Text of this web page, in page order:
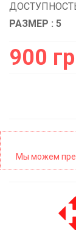
РАЗМЕР : 5
900
Мы можем